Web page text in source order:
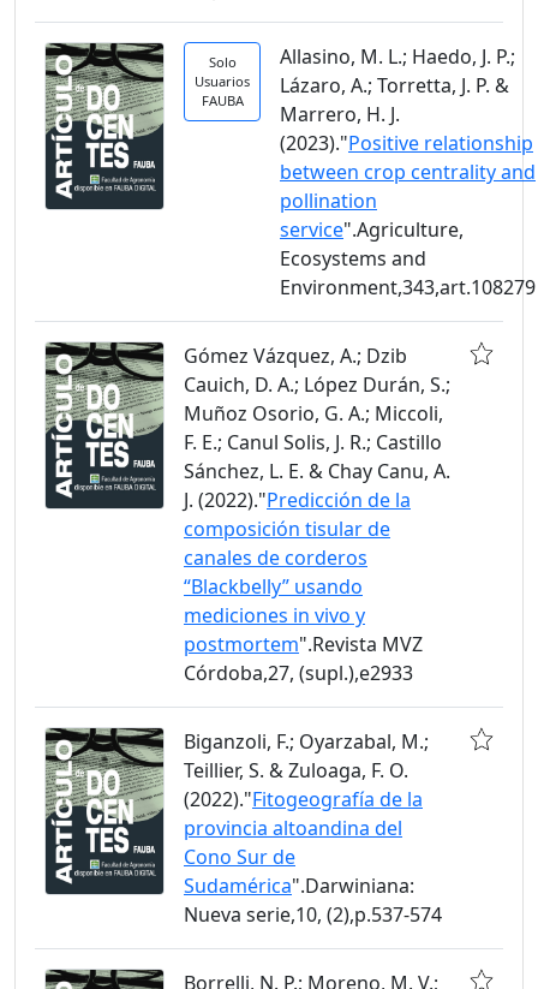
Solo
Usuarios
FAUBA
Allasino, M. L.; Haedo, J. P.;
Lázaro, A.; Torretta, J. P. &
Marrero, H. J.
(2023)."Positive relationship
between crop centrality and
pollination
service".Agriculture,
Ecosystems and
Environment,343,art.108279
Gómez Vázquez, A.; Dzib
Cauich, D. A.; López Durán, S.;
Muñoz Osorio, G. A.; Miccoli,
F. E.; Canul Solis, J. R.; Castillo
Sánchez, L. E. & Chay Canu, A.
J. (2022)."Predicción de la
composición tisular de
canales de corderos
“Blackbelly” usando
mediciones in vivo y
postmortem".Revista MVZ
Córdoba,27, (supl.),e2933
Biganzoli, F.; Oyarzabal, M.;
Teillier, S. & Zuloaga, F. O.
(2022)."Fitogeografía de la
provincia altoandina del
Cono Sur de
Sudamérica".Darwiniana:
Nueva serie,10, (2),p.537-574
Borrelli, N. P.; Moreno, M. V.;